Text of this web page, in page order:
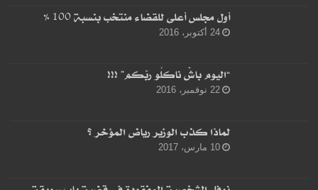
أول مجلس أعلى للقضاء منتخب بنسبة 100 %
24 أكتوبر، 2016
“اليوم باشْ ناكلُو ربّكم” !!!
22 نوفمبر، 2016
لماذا كذب الوزير رياض المؤخر ؟
10 مارس، 2017